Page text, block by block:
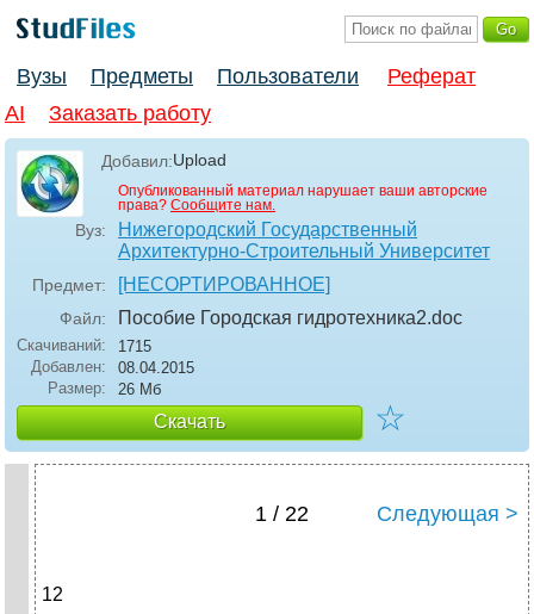
Вузы Предметы Пользователи
Реферат
AI
Заказать работу
Добавил:Upload
Опубликованный материал нарушает ваши авторские
права? Сообщите нам.
Вуз:
Нижегородский Государственный
Архитектурно-Строительный Университет
Предмет: [НЕСОРТИРОВАННОЕ]
Файл: Пособие Городская гидротехника2.doc
Скачиваний:
1715
Добавлен:
08.04.2015
Размер:
26 Мб
Скачать ☆
1 / 22 Следующая >
12